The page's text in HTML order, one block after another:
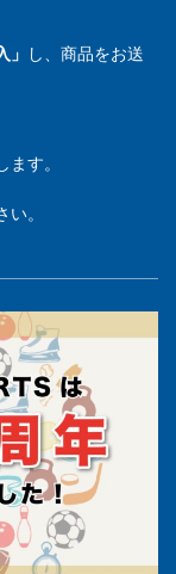
」
し、商品をお送
す。
い。